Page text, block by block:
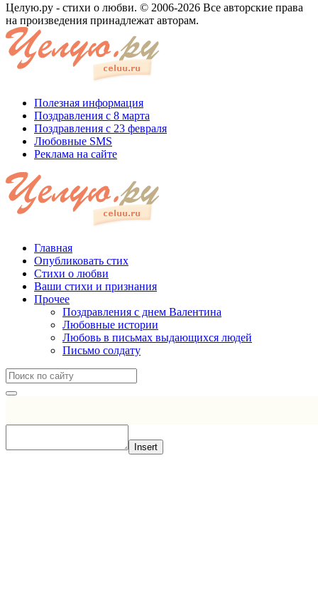
Целую.ру - стихи о любви. © 2006-2026 Все авторские права
на произведения принадлежат авторам.
Полезная информация
Поздравления с 8 марта
Поздравления с 23 февраля
Любовные SMS
Реклама на сайте
Главная
Опубликовать стих
Стихи о любви
Ваши стихи и признания
Прочее
Поздравления с днем Валентина
Любовные истории
Любовь в письмах выдающихся людей
Письмо солдату
Insert